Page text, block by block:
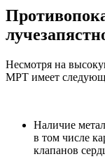
Несмотря на
МРТ имеет
Наличие
в том числе
клапанов